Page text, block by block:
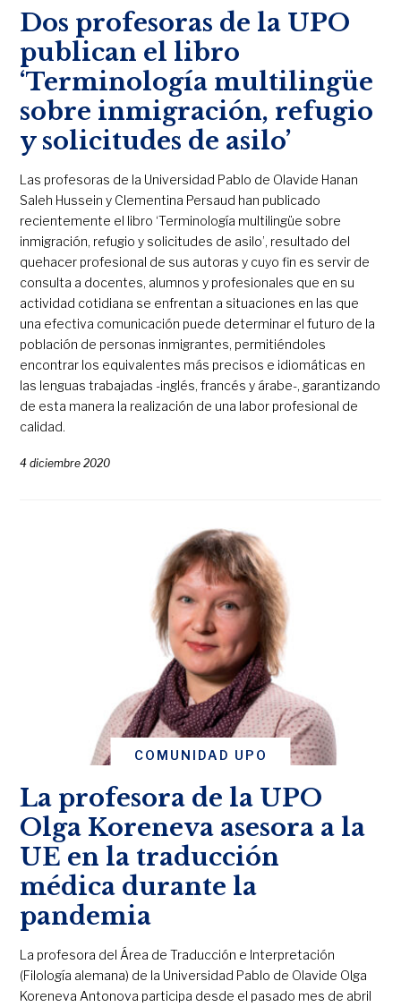
Dos profesoras de la UPO
publican el libro
‘Terminología multilingüe
sobre inmigración, refugio
y solicitudes de asilo’
Las profesoras de la Universidad Pablo de Olavide Hanan
Saleh Hussein y Clementina Persaud han publicado
recientemente el libro ‘Terminología multilingüe sobre
inmigración, refugio y solicitudes de asilo’, resultado del
quehacer profesional de sus autoras y cuyo fin es servir de
consulta a docentes, alumnos y profesionales que en su
actividad cotidiana se enfrentan a situaciones en las que
una efectiva comunicación puede determinar el futuro de la
población de personas inmigrantes, permitiéndoles
encontrar los equivalentes más precisos e idiomáticas en
las lenguas trabajadas -inglés, francés y árabe-, garantizando
de esta manera la realización de una labor profesional de
calidad.
4 diciembre 2020
COMUNIDAD UPO
La profesora de la UPO
Olga Koreneva asesora a la
UE en la traducción
médica durante la
pandemia
La profesora del Área de Traducción e Interpretación
(Filología alemana) de la Universidad Pablo de Olavide Olga
Koreneva Antonova participa desde el pasado mes de abril